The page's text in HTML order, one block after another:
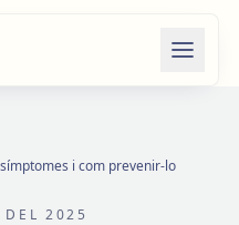
i com prevenir-lo
DEL 2025